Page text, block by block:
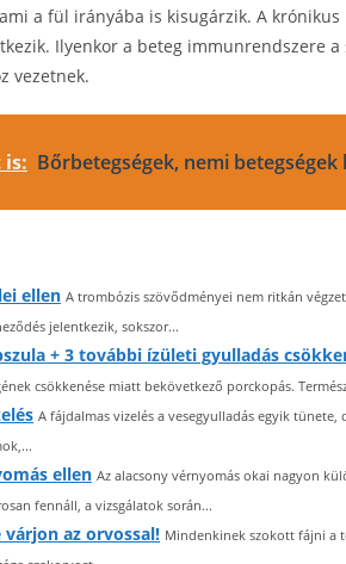
a fül irányába is kisugárzik. A
Ilyenkor a beteg immunrendszere
vezetnek.
is: Bőrbetegségek, nemi
ellen A trombózis szövődményei nem ritkán
jelentkezik, sokszor...
+ 3 további ízületi gyulladás
csökkenése miatt bekövetkező porckopás.
A fájdalmas vizelés a vesegyulladás egyik
ellen Az alacsony vérnyomás okai nagyon
fennáll, a vizsgálatok során...
várjon az orvossal! Mindenkinek szokott fájni a